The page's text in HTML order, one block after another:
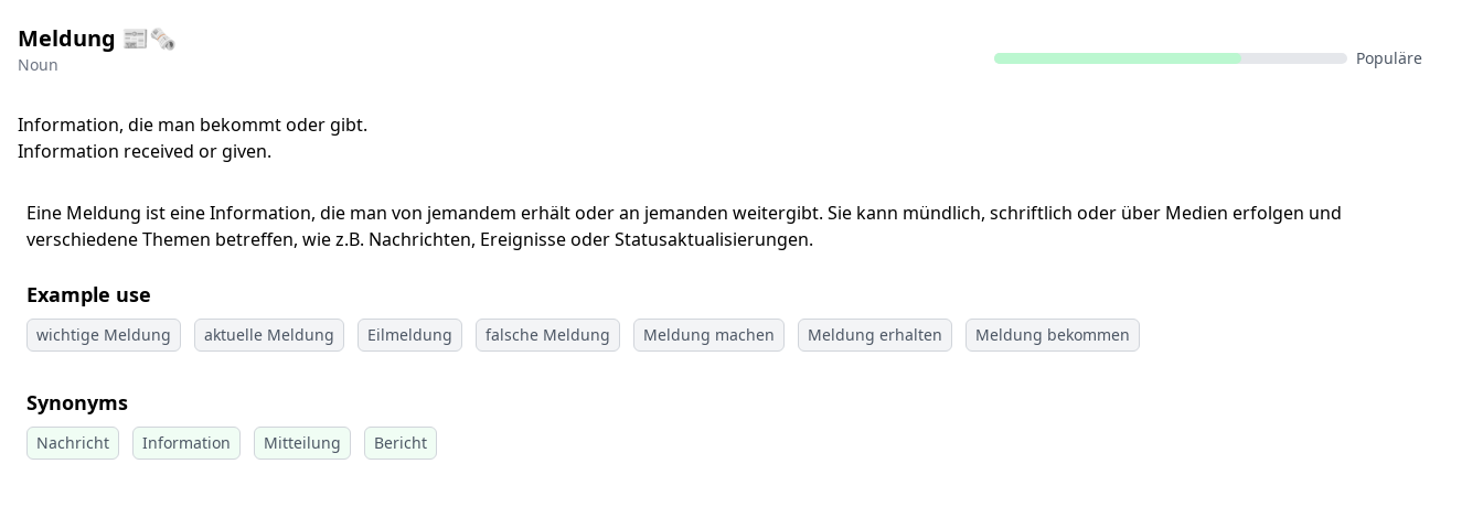
Meldung 📰🗞️
Noun Populäre
Information, die man bekommt oder gibt.
Information received or given.
Eine Meldung ist eine Information, die man von jemandem erhält oder an jemanden weitergibt. Sie kann mündlich, schriftlich oder über Medien erfolgen und
verschiedene Themen betreffen, wie z.B. Nachrichten, Ereignisse oder Statusaktualisierungen.
Example use
wichtige Meldung aktuelle Meldung Eilmeldung falsche Meldung Meldung machen Meldung erhalten Meldung bekommen
Synonyms
Nachricht Information Mitteilung Bericht